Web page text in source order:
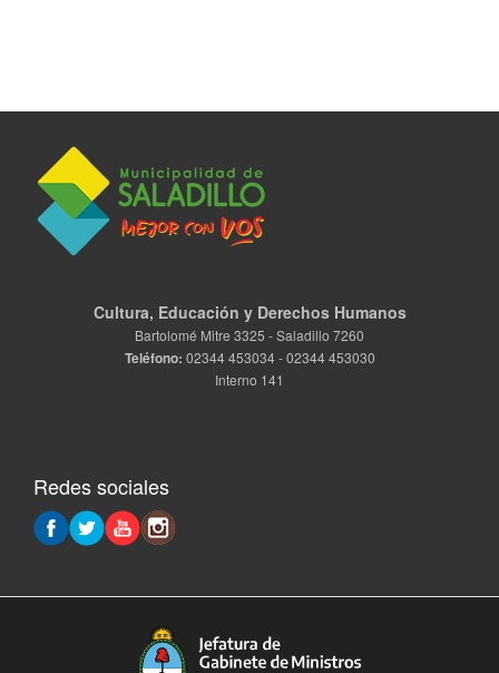
Cultura, Educación y Derechos Humanos
Bartolomé Mitre 3325 - Saladillo 7260
Teléfono: 02344 453034 - 02344 453030
Interno 141
Redes sociales